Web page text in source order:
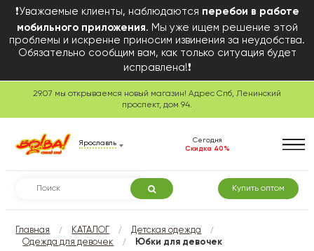
❗Уважаемые клиенты, наблюдаются перебои в работе
мобильного приложения. Мы уже ищем решение этой
проблемы и искренне приносим извинения за неудобства.
Обязательно сообщим вам, как только ситуация будет
исправлена!❗
29.07 мы открываемся новый магазин! Адрес Спб, Ленинский
проспект, дом 94.
Ярославль
Сегодня
Скидка 40%
Купить оптом
Главная / КАТАЛОГ / Детская одежда /
Одежда для девочек / Юбки для девочек